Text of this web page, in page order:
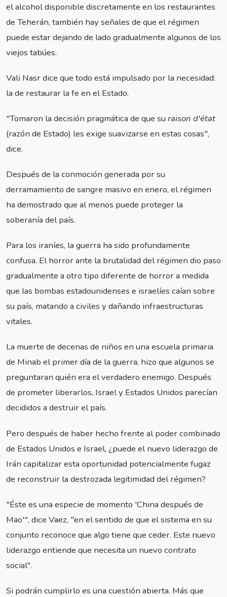
el alcohol disponible discretamente en los restaurantes
de Teherán, también hay señales de que el régimen
puede estar dejando de lado gradualmente algunos de los
viejos tabúes.
Vali Nasr dice que todo está impulsado por la necesidad:
la de restaurar la fe en el Estado.
"Tomaron la decisión pragmática de que su raison d'état
(razón de Estado) les exige suavizarse en estas cosas",
dice.
Después de la conmoción generada por su
derramamiento de sangre masivo en enero, el régimen
ha demostrado que al menos puede proteger la
soberanía del país.
Para los iraníes, la guerra ha sido profundamente
confusa. El horror ante la brutalidad del régimen dio paso
gradualmente a otro tipo diferente de horror a medida
que las bombas estadounidenses e israelíes caían sobre
su país, matando a civiles y dañando infraestructuras
vitales.
La muerte de decenas de niños en una escuela primaria
de Minab el primer día de la guerra, hizo que algunos se
preguntaran quién era el verdadero enemigo. Después
de prometer liberarlos, Israel y Estados Unidos parecían
decididos a destruir el país.
Pero después de haber hecho frente al poder combinado
de Estados Unidos e Israel, ¿puede el nuevo liderazgo de
Irán capitalizar esta oportunidad potencialmente fugaz
de reconstruir la destrozada legitimidad del régimen?
"Éste es una especie de momento 'China después de
Mao'", dice Vaez, "en el sentido de que el sistema en su
conjunto reconoce que algo tiene que ceder. Este nuevo
liderazgo entiende que necesita un nuevo contrato
social".
Si podrán cumplirlo es una cuestión abierta. Más que